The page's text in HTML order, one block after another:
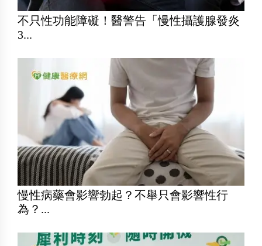
不只性功能障礙！醫警告「慢性攝護腺發炎
3...
慢性病藥會影響勃起？不舉只會影響性行
為？...